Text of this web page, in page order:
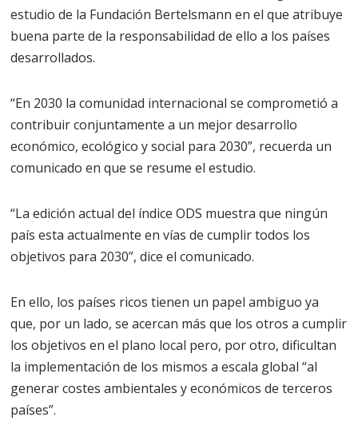
estudio de la Fundación Bertelsmann en el que atribuye
buena parte de la responsabilidad de ello a los países
desarrollados.
“En 2030 la comunidad internacional se comprometió a
contribuir conjuntamente a un mejor desarrollo
económico, ecológico y social para 2030”, recuerda un
comunicado en que se resume el estudio.
“La edición actual del índice ODS muestra que ningún
país esta actualmente en vías de cumplir todos los
objetivos para 2030”, dice el comunicado.
En ello, los países ricos tienen un papel ambiguo ya
que, por un lado, se acercan más que los otros a cumplir
los objetivos en el plano local pero, por otro, dificultan
la implementación de los mismos a escala global “al
generar costes ambientales y económicos de terceros
países”.